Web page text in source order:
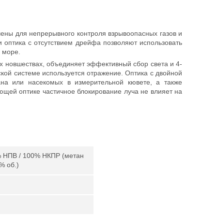
для непрерывного контроля взрывоопасных газов и
с отсутствием дрейфа позволяют использовать
новшествах, объединяет эффективный сбор света и 4-
системе используется отражение. Оптика с двойной
или насекомых в измерительной кювете, а также
оптике частичное блокирование луча не влияет на
НПВ / 100% НКПР (метан
об.)